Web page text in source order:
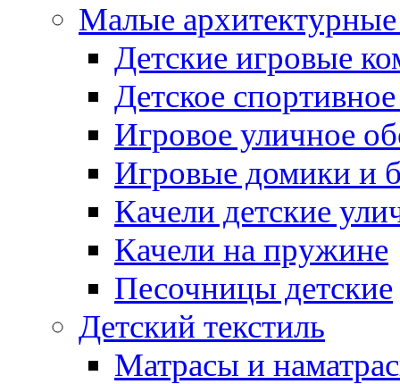
Малые
Детские игровые
Детское
Игровое уличное
Игровые домики и
Качели детские
Качели на пружине
Песочницы детские
Детский текстиль
Матрасы и